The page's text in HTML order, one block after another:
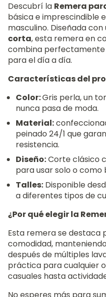
Descubrí la Remera
básica e imprescindible
masculino. Diseñada con
corta, esta remera en
combina perfectamente
para el día a día.
Características del
Color:Gris perla, un
nunca pasa de moda.
Material:
peinado 24/1 que
resistencia.
Diseño:Corte clásico
para usar solo o
Talles: Disponible
a diferentes tipos de
¿Por qué elegir la
Esta remera se destaca
comodidad,
después de múltiples
práctica para cualquier
casuales hasta